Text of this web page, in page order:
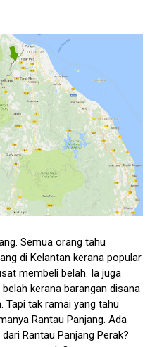
Semua orang tahu
di Kelantan kerana popular
membeli belah. Ia juga
kerana barangan disana
Tapi tak ramai yang tahu
Rantau Panjang. Ada
Rantau Panjang Perak?